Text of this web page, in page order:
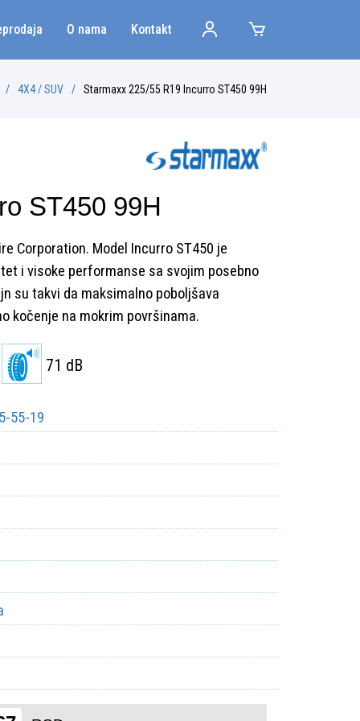
O nama Kontakt
4X4 / SUV Starmaxx 225/55 R19 Incurro ST450 99H
ST450 99H
Corporation. Model Incurro ST450 je
i visoke performanse sa svojim posebno
su takvi da maksimalno poboljšava
kočenje na mokrim površinama.
71 dB
55-19